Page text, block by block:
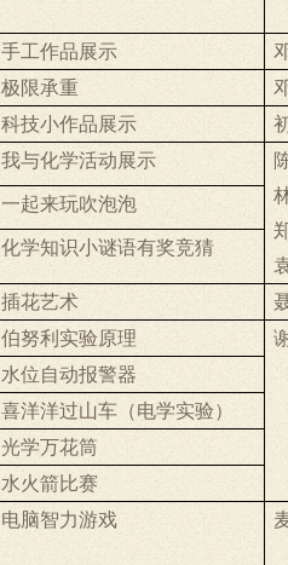
手工作品展示
极限承重
科技小作品展示
我与化学活动展示
一起来玩吹泡泡
化学知识小谜语有奖竞猜
插花艺术
伯努利实验原理
水位自动报警器
喜洋洋过山车（电学实验）
光学万花筒
水火箭比赛
电脑智力游戏